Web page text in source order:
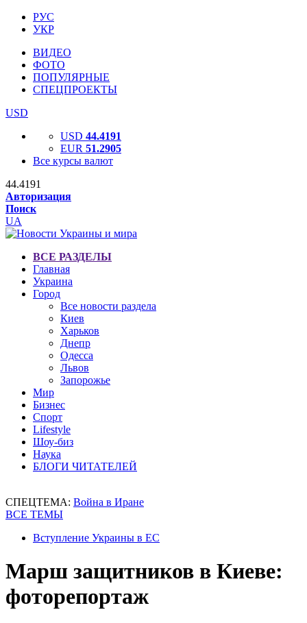
РУС
УКР
ВИДЕО
ФОТО
ПОПУЛЯРНЫЕ
СПЕЦПРОЕКТЫ
USD
USD 44.4191
EUR 51.2905
Все курсы валют
44.4191
Авторизация
Поиск
UA
ВСЕ РАЗДЕЛЫ
Главная
Украина
Город
Все новости раздела
Киев
Харьков
Днепр
Одесса
Львов
Запорожье
Мир
Бизнес
Спорт
Lifestyle
Шоу-биз
Наука
БЛОГИ ЧИТАТЕЛЕЙ
СПЕЦТЕМА: Война в Иране
ВСЕ ТЕМЫ
Вступление Украины в ЕС
Марш защитников в Киеве:
фоторепортаж